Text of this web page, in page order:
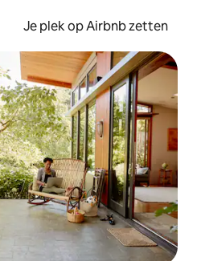
Je plek op Airbnb zetten